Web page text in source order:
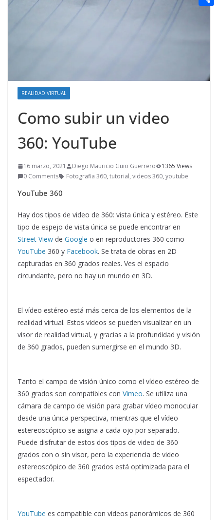
REALIDAD VIRTUAL
Como subir un video
360: YouTube
16 marzo, 2021 Diego Mauricio Guio Guerrero
1365 Views
0 Comments
Fotografia 360, tutorial, videos 360, youtube
YouTube 360
Hay dos tipos de video de 360: vista única y estéreo. Este
tipo de espejo de vista única se puede encontrar en
Street View de Google o en reproductores 360 como
YouTube 360 y Facebook. Se trata de obras en 2D
capturadas en 360 grados reales. Ves el espacio
circundante, pero no hay un mundo en 3D.
El vídeo estéreo está más cerca de los elementos de la
realidad virtual. Estos videos se pueden visualizar en un
visor de realidad virtual, y gracias a la profundidad y visión
de 360 grados, pueden sumergirse en el mundo 3D.
Tanto el campo de visión único como el vídeo estéreo de
360 grados son compatibles con Vimeo. Se utiliza una
cámara de campo de visión para grabar vídeo monocular
desde una única perspectiva, mientras que el vídeo
estereoscópico se asigna a cada ojo por separado.
Puede disfrutar de estos dos tipos de video de 360
grados con o sin visor, pero la experiencia de video
estereoscópico de 360 grados está optimizada para el
espectador.
YouTube es compatible con vídeos panorámicos de 360
n
t
a